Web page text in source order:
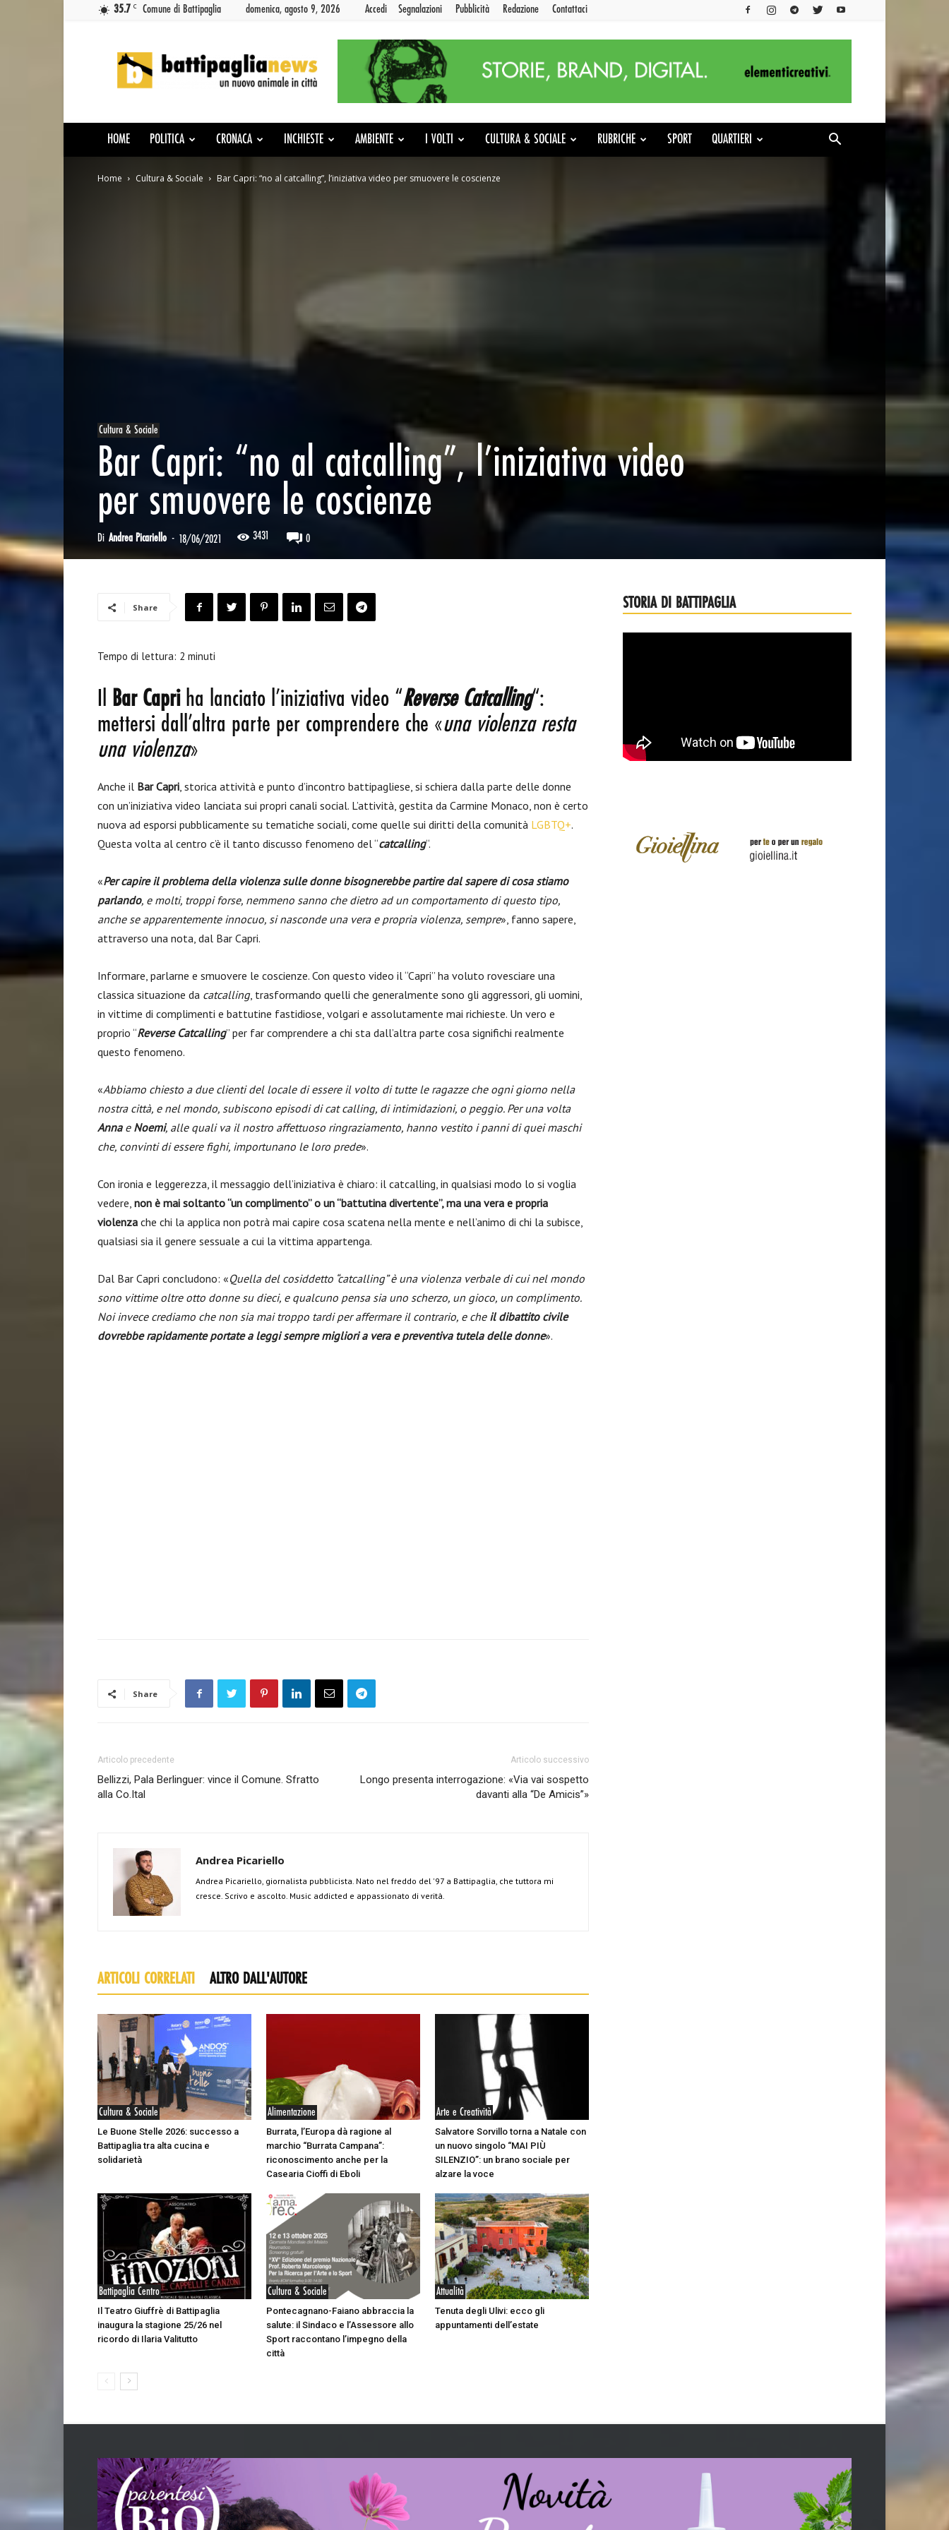
35.7 C Comune di Battipaglia domenica, agosto 9, 2026 Accedi Segnalazioni Pubblicità Redazione Contattaci
News
HOME POLITICA CRONACA INCHIESTE AMBIENTE I VOLTI CULTURA & SOCIALE RUBRICHE SPORT QUARTIERI
Home Cultura & Sociale Bar Capri: “no al catcalling”, l’iniziativa video per smuovere le coscienze
Cultura & Sociale
Bar Capri: “no al catcalling”, l’iniziativa video
per smuovere le coscienze
Di Andrea Picariello - 18/06/2021 3431 0
Share
Tempo di lettura: 2 minuti
Il Bar Capriha lanciato l’iniziativa video “Reverse Catcalling“:
mettersi dall’altra parte per comprendere che «una violenza resta
una violenza»
Anche il Bar Capri, storica attività e punto d’incontro battipagliese, si schiera dalla parte delle donne
con un’iniziativa video lanciata sui propri canali social. L’attività, gestita da Carmine Monaco, non è certo
nuova ad esporsi pubblicamente su tematiche sociali, come quelle sui diritti della comunità LGBTQ+.
Questa volta al centro c’è il tanto discusso fenomeno del “catcalling“.
«Per capire il problema della violenza sulle donne bisognerebbe partire dal sapere di cosa stiamo
parlando, e molti, troppi forse, nemmeno sanno che dietro ad un comportamento di questo tipo,
anche se apparentemente innocuo, si nasconde una vera e propria violenza, sempre», fanno sapere,
attraverso una nota, dal Bar Capri.
Informare, parlarne e smuovere le coscienze. Con questo video il “Capri” ha voluto rovesciare una
classica situazione da catcalling, trasformando quelli che generalmente sono gli aggressori, gli uomini,
in vittime di complimenti e battutine fastidiose, volgari e assolutamente mai richieste. Un vero e
proprio “Reverse Catcalling” per far comprendere a chi sta dall’altra parte cosa significhi realmente
questo fenomeno.
«Abbiamo chiesto a due clienti del locale di essere il volto di tutte le ragazze che ogni giorno nella
nostra città, e nel mondo, subiscono episodi di cat calling, di intimidazioni, o peggio. Per una volta
Annae Noemi, alle quali va il nostro affettuoso ringraziamento, hanno vestito i panni di quei maschi
che, convinti di essere fighi, importunano le loro prede».
Con ironia e leggerezza, il messaggio dell’iniziativa è chiaro: il catcalling, in qualsiasi modo lo si voglia
vedere, non è mai soltanto “un complimento” o un “battutina divertente”, ma una vera e propria
violenza che chi la applica non potrà mai capire cosa scatena nella mente e nell’animo di chi la subisce,
qualsiasi sia il genere sessuale a cui la vittima appartenga.
Dal Bar Capri concludono: «Quella del cosiddetto “catcalling” è una violenza verbale di cui nel mondo
sono vittime oltre otto donne su dieci, e qualcuno pensa sia uno scherzo, un gioco, un complimento.
Noi invece crediamo che non sia mai troppo tardi per affermare il contrario, e che il dibattito civile
dovrebbe rapidamente portate a leggi sempre migliori a vera e preventiva tutela delle donne».
Share
Articolo precedente
Bellizzi, Pala Berlinguer: vince il Comune. Sfratto
alla Co.Ital
Articolo successivo
Longo presenta interrogazione: «Via vai sospetto
davanti alla “De Amicis”»
Andrea Picariello
Andrea Picariello, giornalista pubblicista. Nato nel freddo del '97 a Battipaglia, che tuttora mi
cresce. Scrivo e ascolto. Music addicted e appassionato di verità.
ARTICOLI CORRELATI ALTRO DALL'AUTORE
Cultura & Sociale
Le Buone Stelle 2026: successo a
Battipaglia tra alta cucina e
solidarietà
Alimentazione
Burrata, l’Europa dà ragione al
marchio “Burrata Campana”:
riconoscimento anche per la
Casearia Cioffi di Eboli
Arte e Creatività
Salvatore Sorvillo torna a Natale con
un nuovo singolo “MAI PIÙ
SILENZIO”: un brano sociale per
alzare la voce
Battipaglia Centro
Il Teatro Giuffrè di Battipaglia
inaugura la stagione 25/26 nel
ricordo di Ilaria Valitutto
Cultura & Sociale
Pontecagnano-Faiano abbraccia la
salute: il Sindaco e l’Assessore allo
Sport raccontano l’impegno della
città
Attualità
Tenuta degli Ulivi: ecco gli
appuntamenti dell’estate
STORIA DI BATTIPAGLIA